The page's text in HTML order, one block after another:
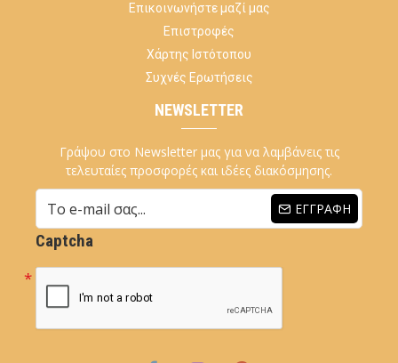
Επικοινωνήστε μαζί μας
Επιστροφές
Χάρτης Ιστότοπου
Συχνές Ερωτήσεις
NEWSLETTER
Γράψου στο Newsletter μας για να λαμβάνεις τις
τελευταίες προσφορές και ιδέες διακόσμησης.
ΕΓΓΡΑΦΉ
Captcha